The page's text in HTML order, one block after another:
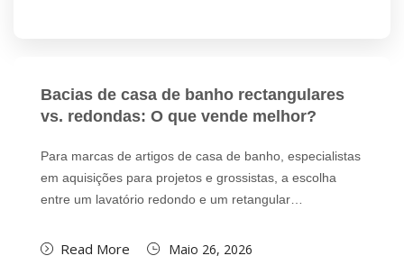
Bacias de casa de banho rectangulares
vs. redondas: O que vende melhor?
Para marcas de artigos de casa de banho, especialistas
em aquisições para projetos e grossistas, a escolha
entre um lavatório redondo e um retangular…
Read More Maio 26, 2026